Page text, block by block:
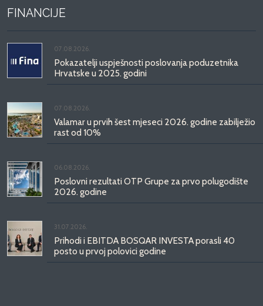
FINANCIJE
07.08.2026.
Pokazatelji uspješnosti poslovanja poduzetnika
Hrvatske u 2025. godini
07.08.2026.
Valamar u prvih šest mjeseci 2026. godine zabilježio
rast od 10%
06.08.2026.
Poslovni rezultati OTP Grupe za prvo polugodište
2026. godine
31.07.2026.
Prihodi i EBITDA BOSQAR INVESTA porasli 40
posto u prvoj polovici godine